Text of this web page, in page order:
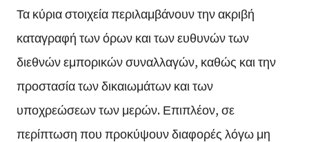
Τα κύρια στοιχεία περιλαμβάνουν την ακριβή
καταγραφή των όρων και των ευθυνών των
διεθνών εμπορικών συναλλαγών, καθώς και την
προστασία των δικαιωμάτων και των
υποχρεώσεων των μερών. Επιπλέον, σε
περίπτωση που προκύψουν διαφορές λόγω μη